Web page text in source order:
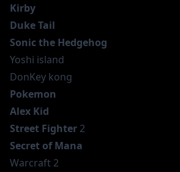
Kirby
Duke Tail
Sonic the Hedgehog
Yoshi island
DonKey kong
Pokemon
Alex Kid
Street Fighter 2
Secret of Mana
Warcraft 2